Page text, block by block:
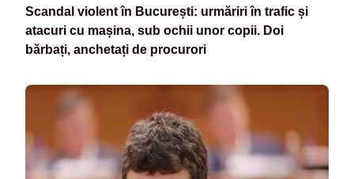
Scandal violent în București: urmăriri în trafic și
atacuri cu mașina, sub ochii unor copii. Doi
bărbați, anchetați de procurori